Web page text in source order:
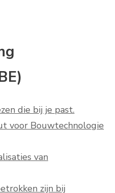
die bij je past.
voor Bouwtechnologie
van
zijn bij